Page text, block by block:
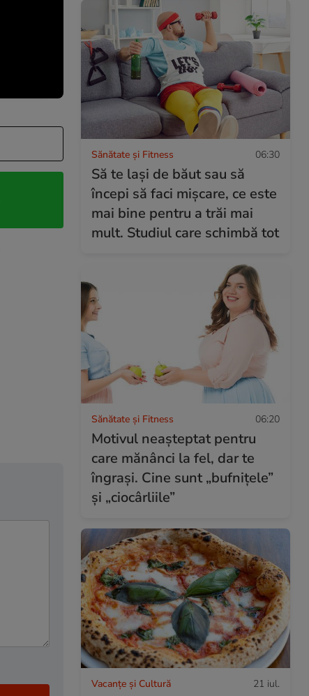
Sănătate și Fitness 06:30
Să te lași de băut sau să
începi să faci mișcare, ce este
mai bine pentru a trăi mai
mult. Studiul care schimbă tot
Sănătate și Fitness 06:20
Motivul neașteptat pentru
care mănânci la fel, dar te
îngrași. Cine sunt „bufnițele”
și „ciocârliile”
Vacanțe și Cultură 21 iul.